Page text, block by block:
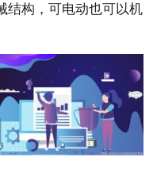
结构，可电动也可以机